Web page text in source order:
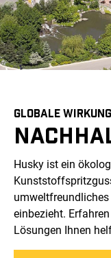
GLOBALE
Husky ist ein
einbezieht.
Lösungen Ihnen